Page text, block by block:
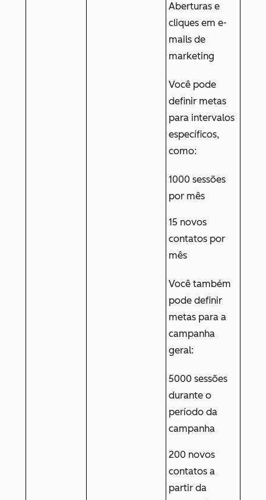
Aberturas e
cliques em e-
mails de
marketing
Você pode
definir metas
para intervalos
específicos,
como:
1000 sessões
por mês
15 novos
contatos por
mês
Você também
pode definir
metas para a
campanha
geral:
5000 sessões
durante o
período da
campanha
200 novos
contatos a
partir da